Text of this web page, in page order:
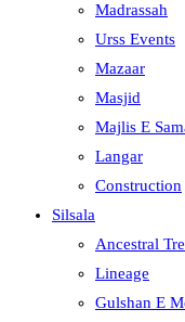
Madrassah
Urss Events
Mazaar
Masjid
Majlis E
Langar
Construction
Silsala
Ancestral
Lineage
Gulshan E